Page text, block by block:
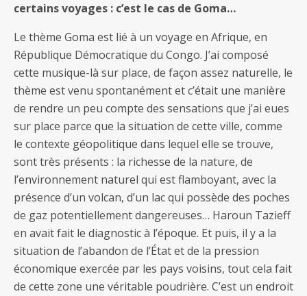
certains voyages : c’est le cas de Goma…
Le thème Goma est lié à un voyage en Afrique, en
République Démocratique du Congo. J’ai composé
cette musique-là sur place, de façon assez naturelle, le
thème est venu spontanément et c’était une manière
de rendre un peu compte des sensations que j’ai eues
sur place parce que la situation de cette ville, comme
le contexte géopolitique dans lequel elle se trouve,
sont très présents : la richesse de la nature, de
l’environnement naturel qui est flamboyant, avec la
présence d’un volcan, d’un lac qui possède des poches
de gaz potentiellement dangereuses… Haroun Tazieff
en avait fait le diagnostic à l’époque. Et puis, il y a la
situation de l’abandon de l’État et de la pression
économique exercée par les pays voisins, tout cela fait
de cette zone une véritable poudrière. C’est un endroit